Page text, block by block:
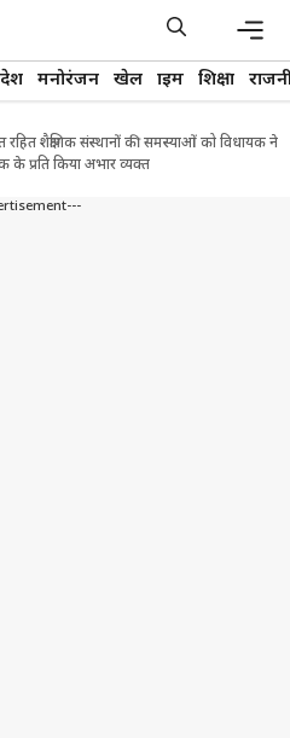
मनोरंजन खेल क्राइम शिक्षा
शैक्षणिक संस्थानों की समस्याओं को विधायक ने
के प्रति किया अभार व्यक्त